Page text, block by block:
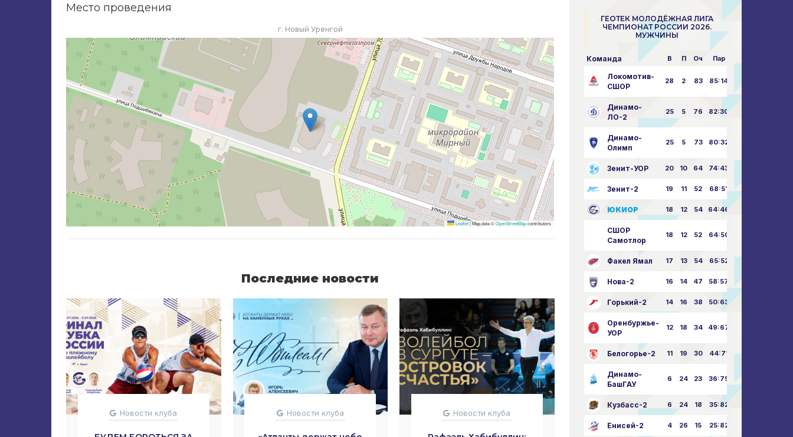
Место проведения
г. Новый Уренгой
Leaflet|Map data ©OpenStreetMapcontributors
Последние новости
Новости клуба Новости клуба Новости клуба Новости клуба
ГЕОТЕК МОЛОДЁЖНАЯ ЛИГА
ЧЕМПИОНАТ РОССИИ 2026.
МУЖЧИНЫ
Команда В П Оч Пар
Локомотив-
СШОР
28 2 83 85:14
Динамо-
ЛО-2
25 5 76 82:30
Динамо-
Олимп
25 5 73 80:32
Зенит-УОР 20 10 64 74:43
Зенит-2 19 11 52 68:51
ЮКИОР 18 12 54 64:46
СШОР
Самотлор
18 12 52 64:50
Факел Ямал 17 13 54 65:52
Нова-2 16 14 47 58:57
Горький-2 14 16 38 50:63
Оренбуржье-
УОР
12 18 34 49:67
Белогорье-2 11 19 30 44:71
Динамо-
БашГАУ
6 24 23 36:75
Кузбасс-2 6 24 18 35:82
Енисей-2 4 26 15 25:82